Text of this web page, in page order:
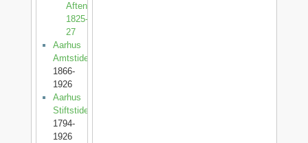
Aftenblad
1825-
27
Aarhus
Amtstidende
1866-
1926
Aarhus
Stiftstidende
1794-
1926